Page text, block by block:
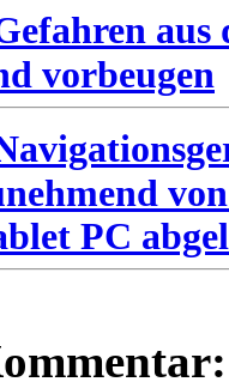
vorbeugen
PC